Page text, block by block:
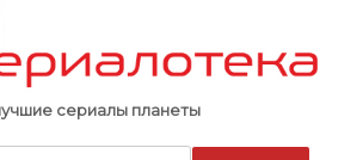
сериалы планеты